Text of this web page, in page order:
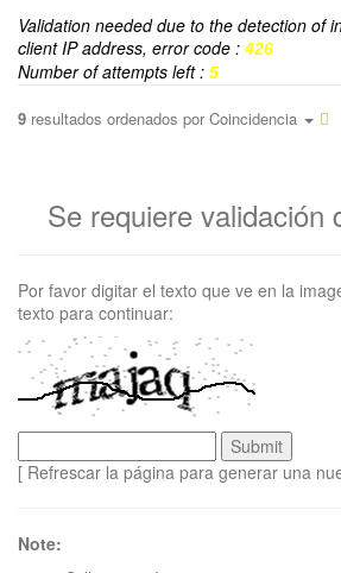
Validation needed due to the detection of
client IP address, error code : 426
Number of attempts left : 5
9 resultados ordenados por Coincidencia
Se requiere validación
Por favor digitar el texto que ve en la
texto para continuar:
[ Refrescar la página para generar una
Note: